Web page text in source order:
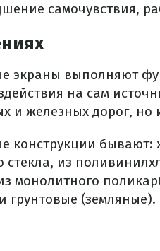
самочувствия,
экраны выполняют
на сам
и железных дорог,
конструкции бывают:
стекла, из
монолитного
грунтовые (земляные).